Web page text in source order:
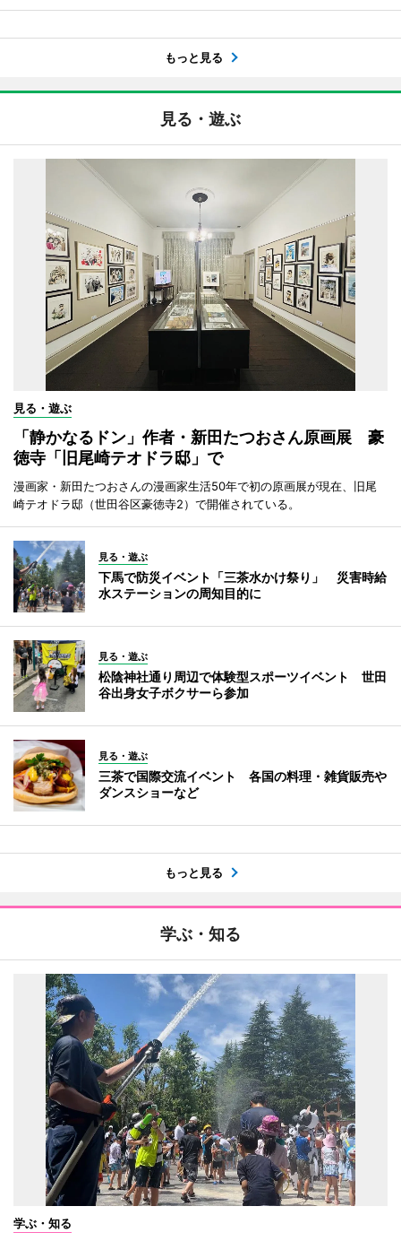
もっと見る
見る・遊ぶ
見る・遊ぶ
「静かなるドン」作者・新田たつおさん原画展 豪
徳寺「旧尾崎テオドラ邸」で
漫画家・新田たつおさんの漫画家生活50年で初の原画展が現在、旧尾
崎テオドラ邸（世田谷区豪徳寺2）で開催されている。
見る・遊ぶ
下馬で防災イベント「三茶水かけ祭り」 災害時給
水ステーションの周知目的に
見る・遊ぶ
松陰神社通り周辺で体験型スポーツイベント 世田
谷出身女子ボクサーら参加
見る・遊ぶ
三茶で国際交流イベント 各国の料理・雑貨販売や
ダンスショーなど
もっと見る
学ぶ・知る
学ぶ・知る